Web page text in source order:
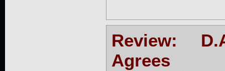
Review:
Agrees